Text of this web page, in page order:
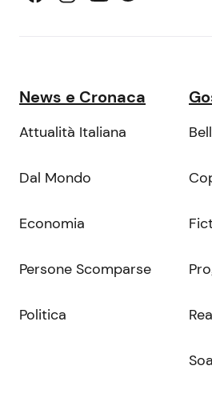
News e Cronaca
Attualità Italiana
Dal Mondo
Economia
Persone Scomparse
Politica